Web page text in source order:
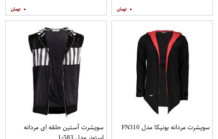
۰ ۰
سویشرت مردانه بونیکا مدل FN310
سویشرت آستین حلقه ای مردانه